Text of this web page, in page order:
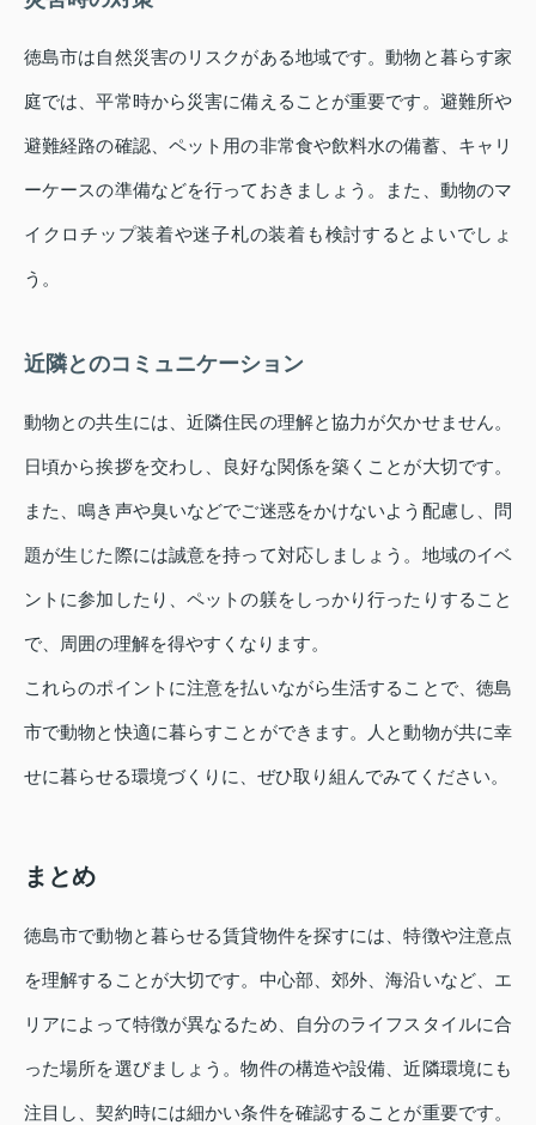
徳島市は自然災害のリスクがある地域です。動物と暮らす家
庭では、平常時から災害に備えることが重要です。避難所や
避難経路の確認、ペット用の非常食や飲料水の備蓄、キャリ
ーケースの準備などを行っておきましょう。また、動物のマ
イクロチップ装着や迷子札の装着も検討するとよいでしょ
う。
近隣とのコミュニケーション
動物との共生には、近隣住民の理解と協力が欠かせません。
日頃から挨拶を交わし、良好な関係を築くことが大切です。
また、鳴き声や臭いなどでご迷惑をかけないよう配慮し、問
題が生じた際には誠意を持って対応しましょう。地域のイベ
ントに参加したり、ペットの躾をしっかり行ったりすること
で、周囲の理解を得やすくなります。
これらのポイントに注意を払いながら生活することで、徳島
市で動物と快適に暮らすことができます。人と動物が共に幸
せに暮らせる環境づくりに、ぜひ取り組んでみてください。
まとめ
徳島市で動物と暮らせる賃貸物件を探すには、特徴や注意点
を理解することが大切です。中心部、郊外、海沿いなど、エ
リアによって特徴が異なるため、自分のライフスタイルに合
った場所を選びましょう。物件の構造や設備、近隣環境にも
注目し、契約時には細かい条件を確認することが重要です。